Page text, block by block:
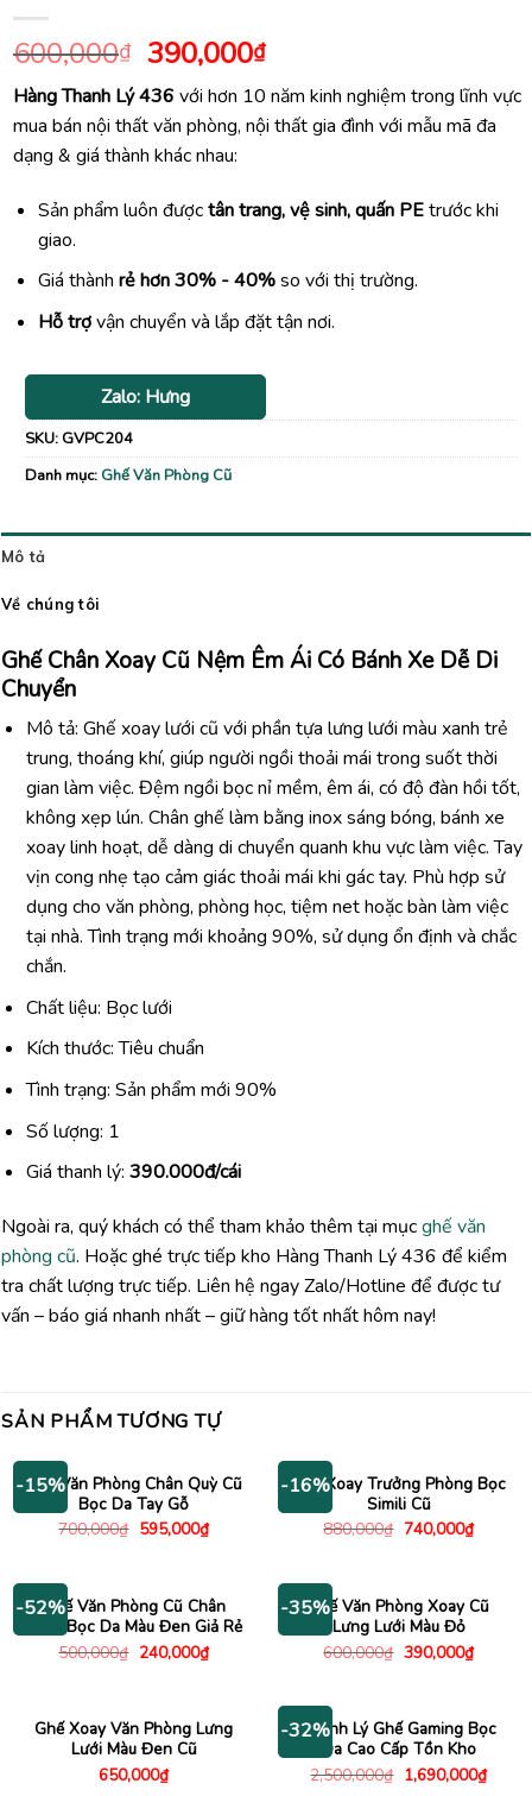
600,000₫ Giá
gốc
là:
600,000₫.
390,000₫Giá
hiện
tại
là:
Hàng Thanh Lý 436 với hơn 10 năm kinh nghiệm trong lĩnh vực
mua bán nội thất văn phòng, nội thất gia đình với mẫu mã đa
dạng & giá thành khác nhau:
Sản phẩm luôn đượctân trang, vệ sinh, quấn PEtrước khi
giao.
Giá thành rẻ hơn 30% - 40%so với thị trường.
Hỗ trợvận chuyển và lắp đặt tận nơi.
Zalo: Hưng
SKU: GVPC204
Danh mục: Ghế Văn Phòng Cũ
Mô tả
Về chúng tôi
Ghế Chân Xoay Cũ Nệm Êm Ái Có Bánh Xe Dễ Di
Chuyển
Mô tả: Ghế xoay lưới cũ với phần tựa lưng lưới màu xanh trẻ
trung, thoáng khí, giúp người ngồi thoải mái trong suốt thời
gian làm việc. Đệm ngồi bọc nỉ mềm, êm ái, có độ đàn hồi tốt,
không xẹp lún. Chân ghế làm bằng inox sáng bóng, bánh xe
xoay linh hoạt, dễ dàng di chuyển quanh khu vực làm việc. Tay
vịn cong nhẹ tạo cảm giác thoải mái khi gác tay. Phù hợp sử
dụng cho văn phòng, phòng học, tiệm net hoặc bàn làm việc
tại nhà. Tình trạng mới khoảng 90%, sử dụng ổn định và chắc
chắn.
Chất liệu: Bọc lưới
Kích thước: Tiêu chuẩn
Tình trạng: Sản phẩm mới 90%
Số lượng: 1
Giá thanh lý: 390.000đ/cái
Ngoài ra, quý khách có thể tham khảo thêm tại mụcghế văn
phòng cũ. Hoặc ghé trực tiếp kho Hàng Thanh Lý 436 để kiểm
tra chất lượng trực tiếp. Liên hệ ngay Zalo/Hotline để được tư
vấn – báo giá nhanh nhất – giữ hàng tốt nhất hôm nay!
SẢN PHẨM TƯƠNG TỰ
-15%
Ghế Văn Phòng Chân Quỳ Cũ
Bọc Da Tay Gỗ
700,000₫ Giá
595,000₫Giá
hiện
595,000₫.
-16%
Ghế Xoay Trưởng Phòng Bọc
Simili Cũ
880,000₫ Giá
740,000₫Giá
hiện
-52%Ghế Văn Phòng Cũ Chân
Xoay Bọc Da Màu Đen Giả Rẻ
500,000₫ Giá
240,000₫Giá
hiện
240,000₫.
-35%Ghế Văn Phòng Xoay Cũ
Lưng Lưới Màu Đỏ
600,000₫ Giá
390,000₫Giá
hiện
Ghế Xoay Văn Phòng Lưng
Lưới Màu Đen Cũ
650,000₫
-32%
Thanh Lý Ghế Gaming Bọc
Da Cao Cấp Tồn Kho
2,500,000₫ Giá
gốc
1,690,000₫Giá
hiện